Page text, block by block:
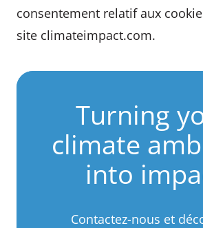
consentement relatif aux
site climateimpact.com.
Turning
climate
into
Contactez-nous et